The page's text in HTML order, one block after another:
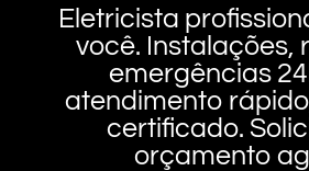
Eletricista
você. Instalações,
emergências
atendimento
certificado.
orçamento